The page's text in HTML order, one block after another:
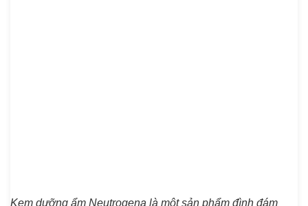
Kem dưỡng ẩm Neutrogena là một sản phẩm đình đám